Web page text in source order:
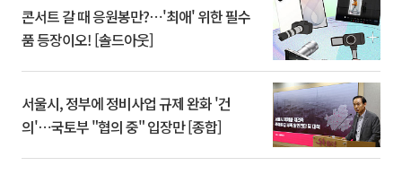
콘서트 갈 때 응원봉만?⋯'최애' 위한 필수
품 등장이오! [솔드아웃]
서울시, 정부에 정비사업 규제 완화 '건
의'⋯국토부 "협의 중" 입장만 [종합]